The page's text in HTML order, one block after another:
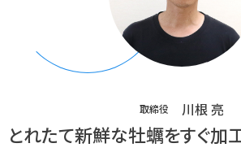
とれたて新鮮な牡蠣をすぐ加
取締役 川根 亮